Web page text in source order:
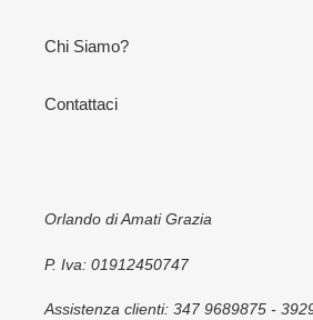
Chi Siamo?
Contattaci
Orlando di Amati Grazia
P. Iva: 01912450747
Assistenza clienti: 347 9689875 -